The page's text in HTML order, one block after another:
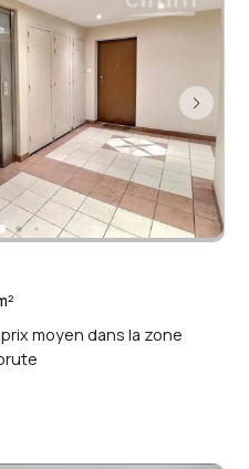
moyen dans la zone